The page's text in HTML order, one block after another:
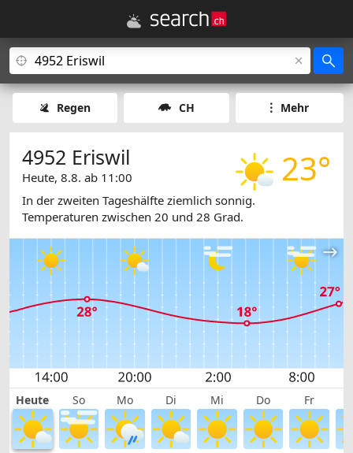
Regen CH Mehr
23°
4952 Eriswil
Heute, 8.8. ab 11:00
In der zweiten Tageshälfte ziemlich sonnig.
Temperaturen zwischen 20 und 28 Grad.
Heute So Mo Di Mi Do Fr